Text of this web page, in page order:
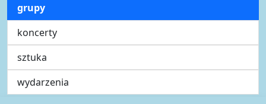
grupy
koncerty
sztuka
wydarzenia